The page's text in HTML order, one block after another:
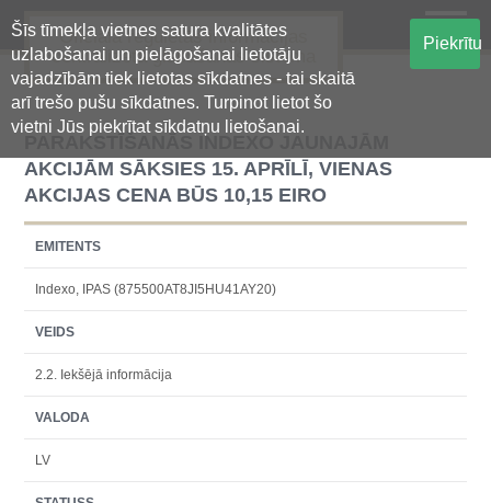
Šīs tīmekļa vietnes satura kvalitātes
uzlabošanai un pielāgošanai lietotāju
vajadzībām tiek lietotas sīkdatnes - tai skaitā
arī trešo pušu sīkdatnes. Turpinot lietot šo
vietni Jūs piekrītat sīkdatņu lietošanai.
Piekrītu
Oficiālā regulētās informācijas
centralizētā glabāšanas sistēma
PARAKSTĪŠANĀS INDEXO JAUNAJĀM
AKCIJĀM SĀKSIES 15. APRĪLĪ, VIENAS
AKCIJAS CENA BŪS 10,15 EIRO
EMITENTS
Indexo, IPAS (875500AT8JI5HU41AY20)
VEIDS
2.2. Iekšējā informācija
VALODA
LV